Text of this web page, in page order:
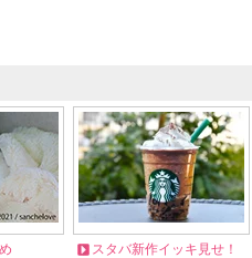
スタバ新作イッキ見せ！